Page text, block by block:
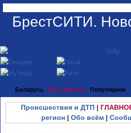
БрестСИТИ.
Беларусь Все новости Популярное
Происшествия и ДТП|
регион | Обо всём |